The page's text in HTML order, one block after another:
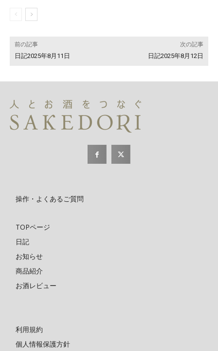
前の記事
日記2025年8月11日
次の記事
日記2025年8月12日
操作・よくあるご質問
TOPページ
日記
お知らせ
商品紹介
お酒レビュー
利用規約
個人情報保護方針